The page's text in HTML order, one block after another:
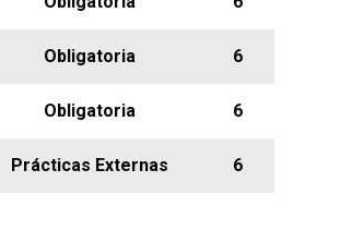
Obligatoria 6
Obligatoria 6
Prácticas Externas 6